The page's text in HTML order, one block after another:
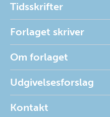
Tidsskrifter
Forlaget skriver
Om forlaget
Udgivelsesforslag
Kontakt